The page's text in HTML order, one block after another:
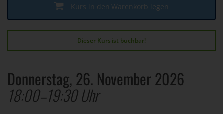
Kurs in den Warenkorb legen
Dieser Kurs ist buchbar!
Donnerstag, 26. November 2026
18:00–19:30 Uhr